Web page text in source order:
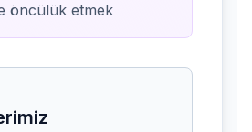
öncülük etmek